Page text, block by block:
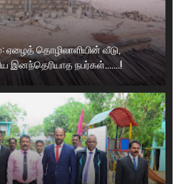
ஏழைத் தொழிலாளியின் வீடு,
இனந்தெரியாத நபர்கள்.......!